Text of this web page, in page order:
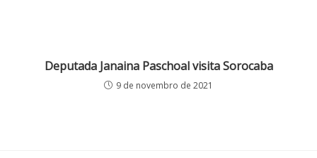
Deputada Janaina Paschoal visita Sorocaba
9 de novembro de 2021